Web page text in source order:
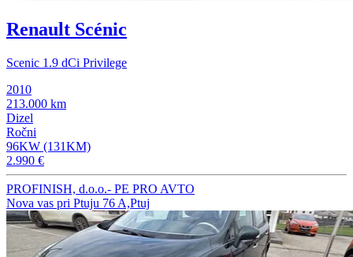
Renault Scénic
Scenic 1.9 dCi Privilege
2010
213.000 km
Dizel
Ročni
96KW (131KM)
2.990 €
PROFINISH, d.o.o.- PE PRO AVTO
Nova vas pri Ptuju 76 A,Ptuj